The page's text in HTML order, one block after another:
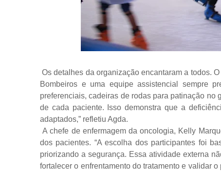
Os detalhes da organização encantaram a todos.
Bombeiros e uma equipe assistencial sempre
preferenciais, cadeiras de rodas para patinação
de cada paciente. Isso demonstra que a
adaptados,” refletiu Agda.
A chefe de enfermagem da oncologia, Kelly
dos pacientes. “A escolha dos participantes foi
priorizando a segurança. Essa atividade externa
fortalecer o enfrentamento do tratamento e validar